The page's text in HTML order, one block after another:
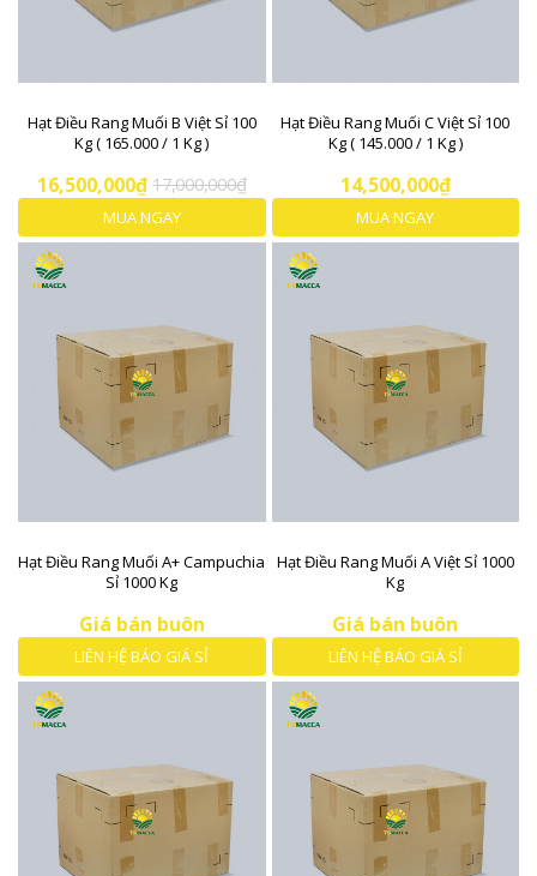
Hạt Điều Rang Muối B Việt Sỉ 100
Kg ( 165.000 / 1 Kg )
16,500,000₫ 17,000,000₫
MUA NGAY
Hạt Điều Rang Muối C Việt Sỉ 100
Kg ( 145.000 / 1 Kg )
14,500,000₫
MUA NGAY
Hạt Điều Rang Muối A+ Campuchia
Sỉ 1000 Kg
Giá bán buôn
LIÊN HỆ BÁO GIÁ SỈ
Hạt Điều Rang Muối A Việt Sỉ 1000
Kg
Giá bán buôn
LIÊN HỆ BÁO GIÁ SỈ